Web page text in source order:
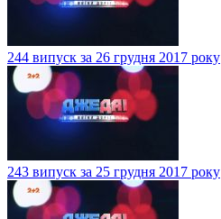
244 випуск за 26 грудня 2017 року
243 випуск за 25 грудня 2017 року